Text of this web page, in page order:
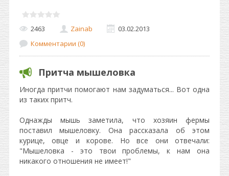
2463 Zainab
03.02.2013
Комментарии (0)
Притча мышеловка
Иногда притчи помогают нам задуматься... Вот одна
из таких притч.
Однажды мышь заметила, что хозяин фермы
поставил мышеловку. Она рассказала об этом
курице, овце и корове. Но все они отвечали:
"Мышеловка - это твои проблемы, к нам она
никакого отношения не имеет!"